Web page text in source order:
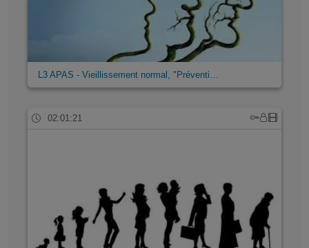
L3 APAS - Vieillissement normal, "Préventi…
02:01:21